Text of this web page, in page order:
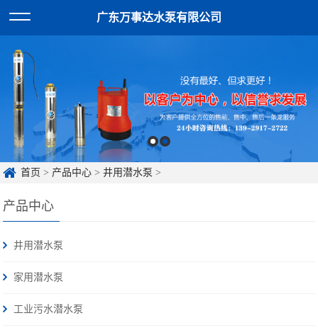
广东万事达水泵有限公司
首页 > 产品中心 >井用潜水泵 >
产品中心
井用潜水泵
家用潜水泵
工业污水潜水泵